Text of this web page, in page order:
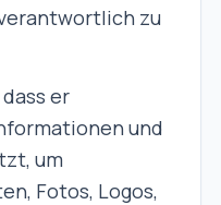
zu
er
und
um
Fotos, Logos,